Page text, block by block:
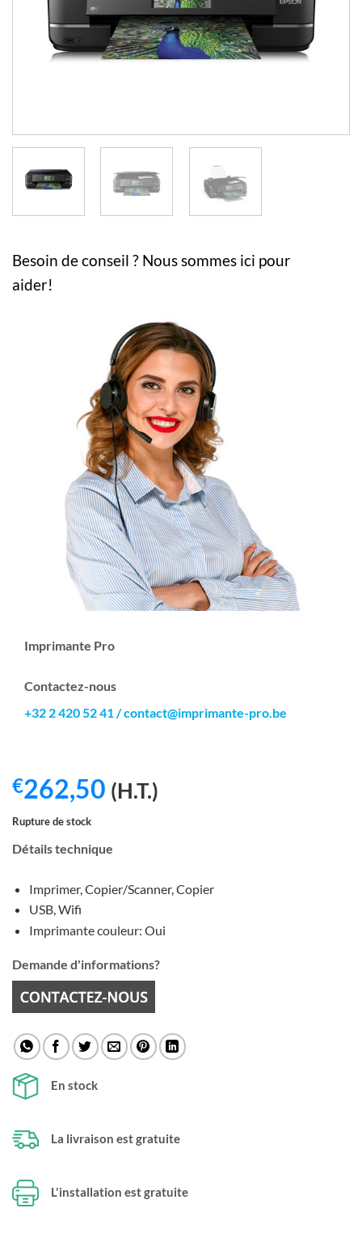
Besoin de conseil ? Nous sommes ici pour
aider!
Imprimante Pro
Contactez-nous
+32 2 420 52 41/contact@imprimante-pro.be
€262,50 (H.T.)
Rupture de stock
Détails technique
Imprimer, Copier/Scanner, Copier
USB, Wifi
Imprimante couleur: Oui
Demande d'informations?
En stock
La livraison est gratuite
L'installation est gratuite